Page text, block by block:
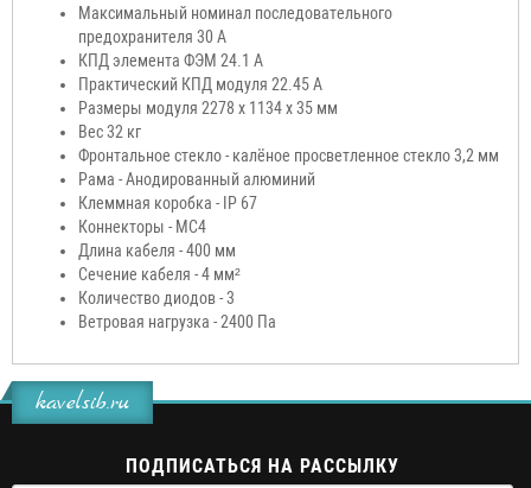
Максимальный номинал последовательного
предохранителя 30 А
КПД элемента ФЭМ 24.1 А
Практический КПД модуля 22.45 А
Размеры модуля 2278 x 1134 x 35 мм
Вес 32 кг
Фронтальное стекло - калёное просветленное стекло 3,2 мм
Рама - Анодированный алюминий
Клеммная коробка - IP 67
Коннекторы - MC4
Длина кабеля - 400 мм
Сечение кабеля - 4 мм²
Количество диодов - 3
Ветровая нагрузка - 2400 Па
kavelsib.ru
ПОДПИСАТЬСЯ НА РАССЫЛКУ